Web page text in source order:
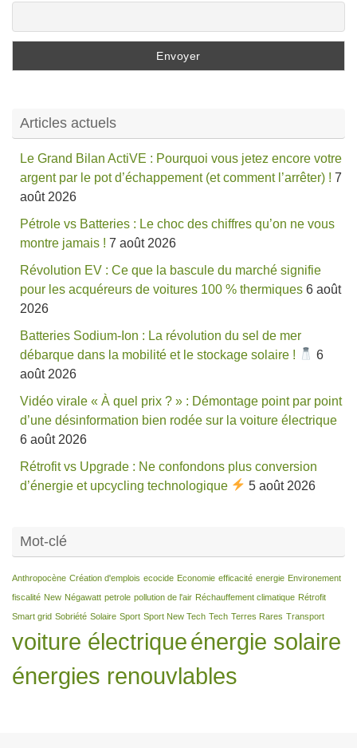
Articles actuels
Le Grand Bilan ActiVE : Pourquoi vous jetez encore votre
argent par le pot d’échappement (et comment l’arrêter) ! 7
août 2026
Pétrole vs Batteries : Le choc des chiffres qu’on ne vous
montre jamais ! 7 août 2026
Révolution EV : Ce que la bascule du marché signifie
pour les acquéreurs de voitures 100 % thermiques 6 août
2026
Batteries Sodium-Ion : La révolution du sel de mer
débarque dans la mobilité et le stockage solaire !
6
août 2026
Vidéo virale « À quel prix ? » : Démontage point par point
d’une désinformation bien rodée sur la voiture électrique
6 août 2026
Rétrofit vs Upgrade : Ne confondons plus conversion
d’énergie et upcycling technologique
5 août 2026
Mot-clé
Anthropocène Création d'emplois ecocide Economie efficacité energie Environement
fiscalité New Négawatt petrole pollution de l'air Réchauffement climatique Rétrofit
Smart grid Sobriété Solaire Sport Sport New Tech Tech Terres Rares Transport
voiture électriqueénergie solaire
énergies renouvlables